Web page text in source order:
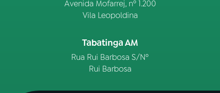
Avenida Mofarrej, nº 1.200
Vila Leopoldina
Tabatinga AM
Rua Rui Barbosa S/Nº
Rui Barbosa